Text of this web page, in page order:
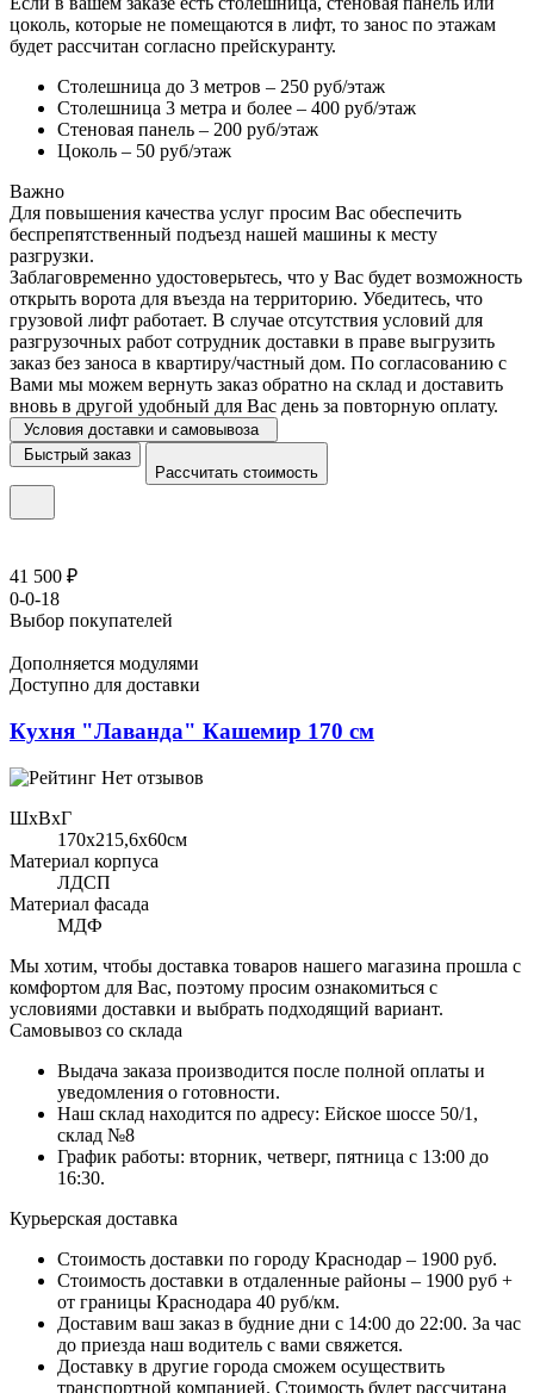
цоколь, которые не помещаются в лифт, то занос по этажам
будет рассчитан согласно прейскуранту.
Столешница до 3 метров – 250 руб/этаж
Столешница 3 метра и более – 400 руб/этаж
Стеновая панель – 200 руб/этаж
Цоколь – 50 руб/этаж
Важно
Для повышения качества услуг просим Вас обеспечить
беспрепятственный подъезд нашей машины к месту
разгрузки.
Заблаговременно удостоверьтесь, что у Вас будет возможность
открыть ворота для въезда на территорию. Убедитесь, что
грузовой лифт работает. В случае отсутствия условий для
разгрузочных работ сотрудник доставки в праве выгрузить
заказ без заноса в квартиру/частный дом. По согласованию с
Вами мы можем вернуть заказ обратно на склад и доставить
вновь в другой удобный для Вас день за повторную оплату.
Условия доставки и самовывоза
Быстрый заказ
Рассчитать стоимость
41 500 ₽
0-0-18
Выбор покупателей
Дополняется модулями
Доступно для доставки
Кухня "Лаванда" Кашемир 170 см
Нет отзывов
ШхВхГ
170x215,6х60см
Материал корпуса
ЛДСП
Материал фасада
МДФ
Мы хотим, чтобы доставка товаров нашего магазина прошла с
комфортом для Вас, поэтому просим ознакомиться с
условиями доставки и выбрать подходящий вариант.
Самовывоз со склада
Выдача заказа производится после полной оплаты и
уведомления о готовности.
Наш склад находится по адресу: Ейское шоссе 50/1,
склад №8
График работы: вторник, четверг, пятница с 13:00 до
16:30.
Курьерская доставка
Стоимость доставки по городу Краснодар – 1900 руб.
Стоимость доставки в отдаленные районы – 1900 руб +
от границы Краснодара 40 руб/км.
Доставим ваш заказ в будние дни с 14:00 до 22:00. За час
до приезда наш водитель с вами свяжется.
Доставку в другие города сможем осуществить
транспортной компанией. Стоимость будет рассчитана